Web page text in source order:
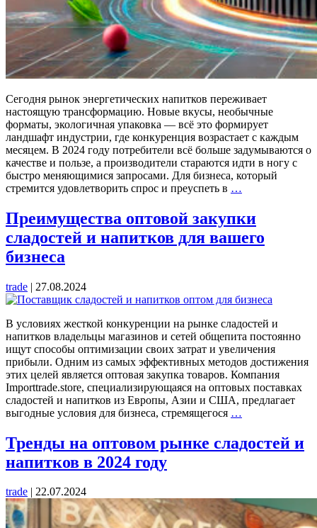
Сегодня рынок энергетических напитков переживает
настоящую трансформацию. Новые вкусы, необычные
форматы, экологичная упаковка — всё это формирует
ландшафт индустрии, где конкуренция возрастает с каждым
месяцем. В 2024 году потребители всё больше задумываются о
качестве и пользе, а производители стараются идти в ногу с
быстро меняющимися запросами. Для бизнеса, который
стремится удовлетворить спрос и преуспеть в …
в
2025
выбирать
Преимущества оптовой закупки
сладостей и напитков для вашего
бизнеса
trade | 27.08.2024
В условиях жесткой конкуренции на рынке сладостей и
напитков владельцы магазинов и сетей общепита постоянно
ищут способы оптимизации своих затрат и увеличения
прибыли. Одним из самых эффективных методов достижения
этих целей является оптовая закупка товаров. Компания
Importtrade.store, специализирующаяся на оптовых поставках
сладостей и напитков из Европы, Азии и США, предлагает
выгодные условия для бизнеса, стремящегося …
сладостей
вашего
бизнеса
Тренды на оптовом рынке сладостей и
напитков в 2024 году
trade 22.07.2024